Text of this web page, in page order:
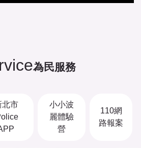
為民服務
北市
小小波
麗體驗
營
110網
路報案